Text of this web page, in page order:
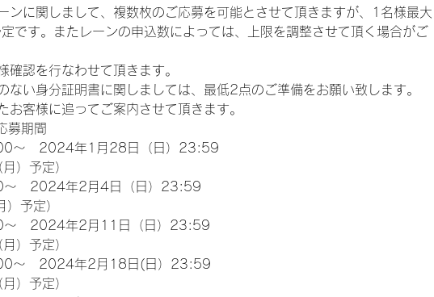
に関しまして、複数枚のご応募を可能とさせて頂きますが、1名様最大
です。またレーンの申込数によっては、上限を調整させて頂く場合がご
認を行なわせて頂きます。
い身分証明書に関しましては、最低2点のご準備をお願い致します。
客様に追ってご案内させて頂きます。
募期間
～　2024年1月28日（日）23:59
）予定）
　2024年2月4日（日）23:59
予定）
　2024年2月11日（日）23:59
）予定）
～　2024年2月18日(日）23:59
）予定）